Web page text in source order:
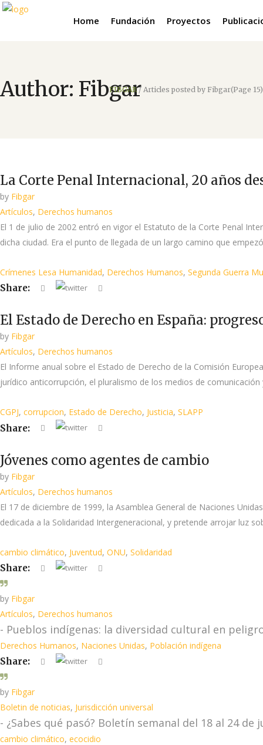
Home Fundación Proyectos
Author: Fibgar
FIBGAR/ Articles posted by Fibgar(Page 15)
La Corte Penal Internacional, 20 años
by Fibgar
Artículos, Derechos humanos
El 1 de julio de 2002 entró en vigor el Estatuto de la Corte Penal
dicha ciudad. Era el punto de llegada de un largo camino que
Crímenes Lesa Humanidad, Derechos Humanos, Segunda Guerra
Share:
El Estado de Derecho en España:
by Fibgar
Artículos, Derechos humanos
El Informe anual sobre el Estado de Derecho de la Comisión
jurídico anticorrupción, el pluralismo de los medios de
CGPJ, corrupcion, Estado de Derecho, Justicia, SLAPP
Share:
Jóvenes como agentes de cambio
by Fibgar
Artículos, Derechos humanos
El 17 de diciembre de 1999, la Asamblea General de Naciones
dedicada a la Solidaridad Intergeneracional, y pretende arrojar luz
cambio climático, Juventud, ONU, Solidaridad
Share:
by Fibgar
Artículos, Derechos humanos
- Pueblos indígenas: la diversidad cultural en
Derechos Humanos, Naciones Unidas, Población indígena
Share:
by Fibgar
Boletin de noticias, Jurisdicción universal
- ¿Sabes qué pasó? Boletín semanal del 18 al 24 de
cambio climático, ecocidio